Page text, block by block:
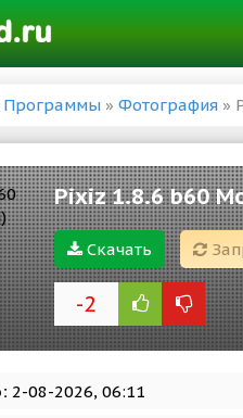
Программы » Фотография »
Pixiz 1.8.6 b60
Скачать
-2
2-08-2026, 06:11